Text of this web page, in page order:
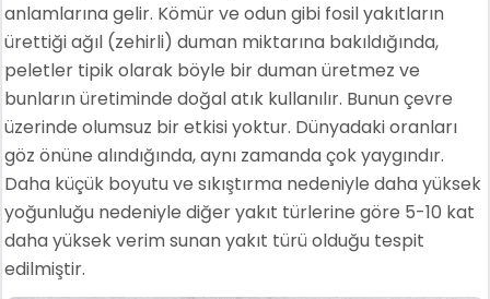
anlamlarına gelir. Kömür ve odun gibi fosil yakıtların
ürettiği ağıl (zehirli) duman miktarına bakıldığında,
peletler tipik olarak böyle bir duman üretmez ve
bunların üretiminde doğal atık kullanılır. Bunun çevre
üzerinde olumsuz bir etkisi yoktur. Dünyadaki oranları
göz önüne alındığında, aynı zamanda çok yaygındır.
Daha küçük boyutu ve sıkıştırma nedeniyle daha yüksek
yoğunluğu nedeniyle diğer yakıt türlerine göre 5-10 kat
daha yüksek verim sunan yakıt türü olduğu tespit
edilmiştir.